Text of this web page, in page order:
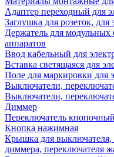
Адаптер переходный для
Заглушка для розеток, для
Держатель для
аппаратов
Ввод кабельный для
Вставка светящаяся для
Поле для маркировки для
Выключатели,
Выключатели,
Диммер
Переключатель
Кнопка нажимная
Крышка для выключателя,
диммера, переключателя